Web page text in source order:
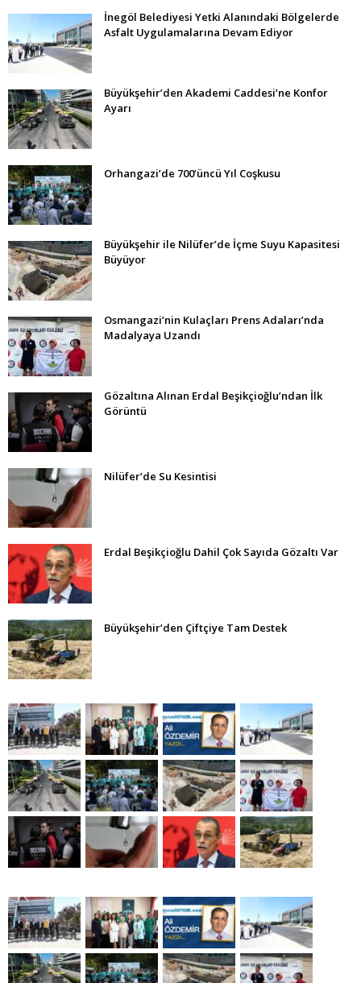
İnegöl Belediyesi Yetki Alanındaki Bölgelerde
Asfalt Uygulamalarına Devam Ediyor
Büyükşehir’den Akademi Caddesi’ne Konfor
Ayarı
Orhangazi’de 700’üncü Yıl Coşkusu
Büyükşehir ile Nilüfer’de İçme Suyu Kapasitesi
Büyüyor
Osmangazi’nin Kulaçları Prens Adaları’nda
Madalyaya Uzandı
Gözaltına Alınan Erdal Beşikçioğlu’ndan İlk
Görüntü
Nilüfer’de Su Kesintisi
Erdal Beşikçioğlu Dahil Çok Sayıda Gözaltı Var
Büyükşehir’den Çiftçiye Tam Destek